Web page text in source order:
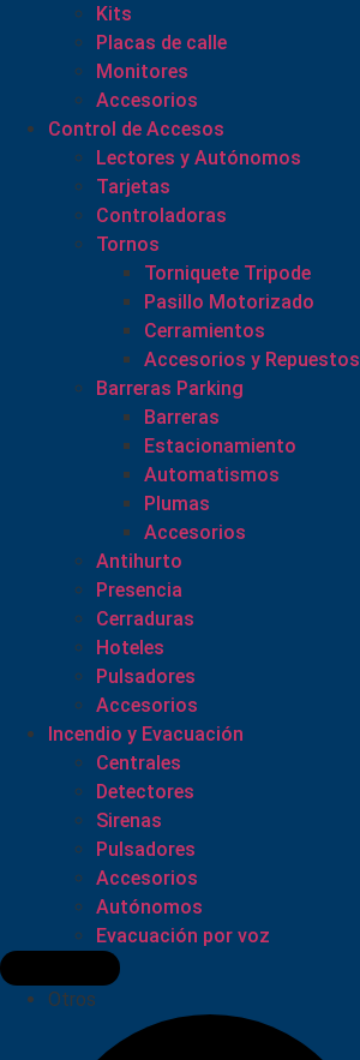
Kits
Placas de calle
Monitores
Accesorios
Control de Accesos
Lectores y Autónomos
Tarjetas
Controladoras
Tornos
Torniquete Tripode
Pasillo Motorizado
Cerramientos
Accesorios y Repuestos
Barreras Parking
Barreras
Estacionamiento
Automatismos
Plumas
Accesorios
Antihurto
Presencia
Cerraduras
Hoteles
Pulsadores
Accesorios
Incendio y Evacuación
Centrales
Detectores
Sirenas
Pulsadores
Accesorios
Autónomos
Evacuación por voz
Otros